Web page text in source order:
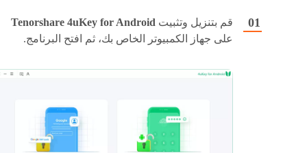
قم بتنزيل وتثبيت Tenorshare 4uKey for Android
على جهاز الكمبيوتر الخاص بك، ثم افتح البرنامج.